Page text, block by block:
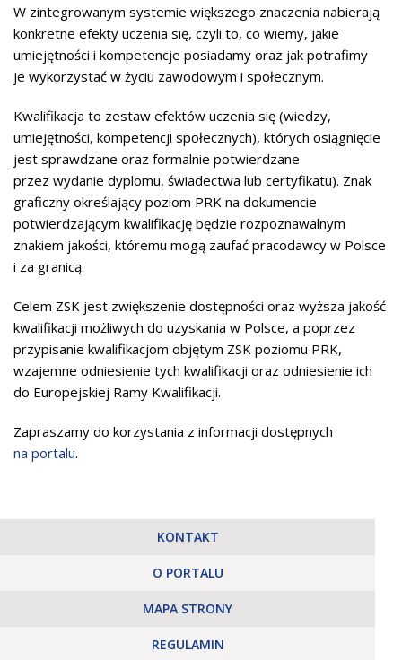
W zintegrowanym systemie większego znaczenia nabierają
konkretne efekty uczenia się, czyli to, co wiemy, jakie
umiejętności i kompetencje posiadamy oraz jak potrafimy
je wykorzystać w życiu zawodowym i społecznym.
Kwalifikacja to zestaw efektów uczenia się (wiedzy,
umiejętności, kompetencji społecznych), których osiągnięcie
jest sprawdzane oraz formalnie potwierdzane
przez wydanie dyplomu, świadectwa lub certyfikatu). Znak
graficzny określający poziom PRK na dokumencie
potwierdzającym kwalifikację będzie rozpoznawalnym
znakiem jakości, któremu mogą zaufać pracodawcy w Polsce
i za granicą.
Celem ZSK jest zwiększenie dostępności oraz wyższa jakość
kwalifikacji możliwych do uzyskania w Polsce, a poprzez
przypisanie kwalifikacjom objętym ZSK poziomu PRK,
wzajemne odniesienie tych kwalifikacji oraz odniesienie ich
do Europejskiej Ramy Kwalifikacji.
Zapraszamy do korzystania z informacji dostępnych
na portalu.
KONTAKT
O PORTALU
MAPA STRONY
REGULAMIN